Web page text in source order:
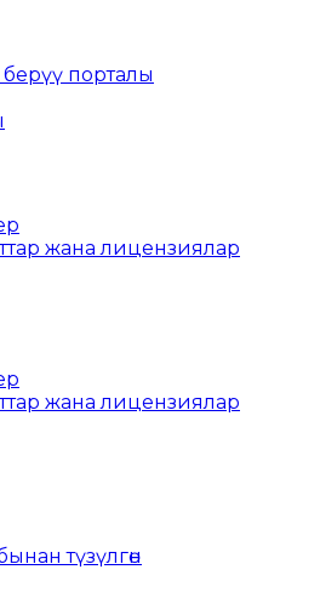
порталы
жана лицензиялар
жана лицензиялар
түзүлгөн